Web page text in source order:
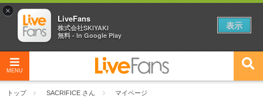
MENU
トップ SACRIFICE さん マイページ
×
LiveFans
株式会社SKIYAKI
無料 - In Google Play
表示